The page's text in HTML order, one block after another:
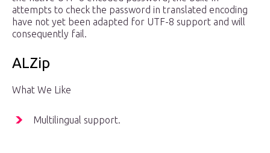
attempts to check the password in translated encoding
have not yet been adapted for UTF-8 support and will
consequently fail.
ALZip
What We Like
Multilingual support.